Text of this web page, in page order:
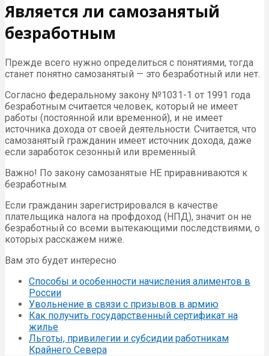
Является ли самозанятый
безработным
Прежде всего нужно определиться с понятиями, тогда
станет понятно самозанятый — это безработный или нет.
Согласно федеральному закону №1031-1 от 1991 года
безработным считается человек, который не имеет
работы (постоянной или временной), и не имеет
источника дохода от своей деятельности. Считается, что
самозанятый гражданин имеет источник дохода, даже
если заработок сезонный или временный.
Важно! По закону самозанятые НЕ приравниваются к
безработным.
Если гражданин зарегистрировался в качестве
плательщика налога на профдоход (НПД), значит он не
безработный со всеми вытекающими последствиями, о
которых расскажем ниже.
Вам это будет интересно
Способы и особенности начисления алиментов в
России
Увольнение в связи с призывов в армию
Как получить государственный сертификат на
жилье
Льготы, привилегии и субсидии работникам
Крайнего Севера